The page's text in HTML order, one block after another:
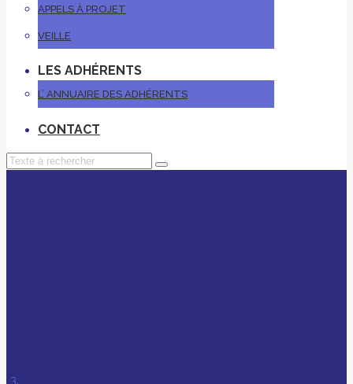
APPELS À PROJET
VEILLE
LES ADHÉRENTS
L’ ANNUAIRE DES ADHÉRENTS
CONTACT